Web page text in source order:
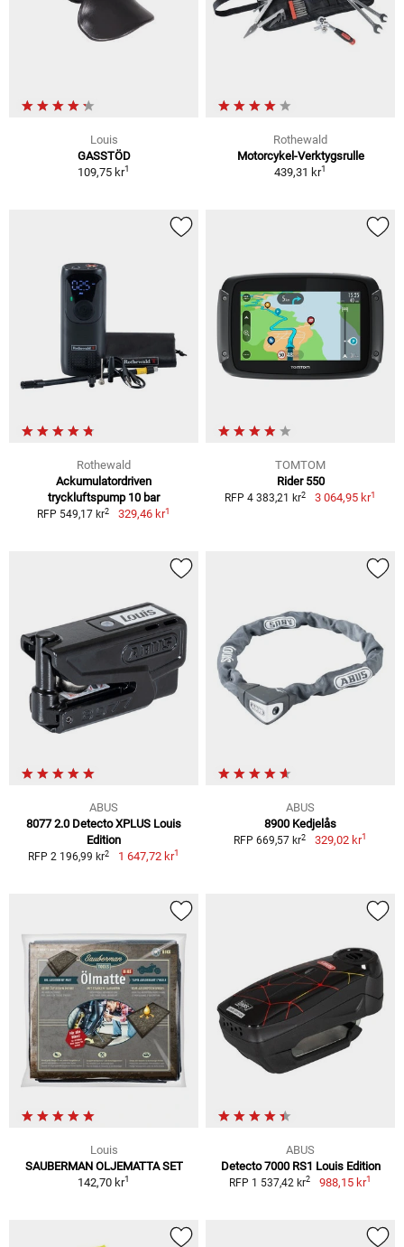
Louis
GASSTÖD
109,75 kr1
Rothewald
Motorcykel-Verktygsrulle
439,31 kr1
Rothewald
Ackumulatordriven
tryckluftspump 10 bar
RFP 549,17 kr2 329,46 kr1
TOMTOM
Rider 550
RFP 4 383,21 kr2 3 064,95 kr1
ABUS
8077 2.0 Detecto XPLUS Louis
Edition
RFP 2 196,99 kr2 1 647,72 kr1
ABUS
8900 Kedjelås
RFP 669,57 kr2 329,02 kr1
Louis
SAUBERMAN OLJEMATTA SET
142,70 kr1
ABUS
Detecto 7000 RS1 Louis Edition
RFP 1 537,42 kr2 988,15 kr1